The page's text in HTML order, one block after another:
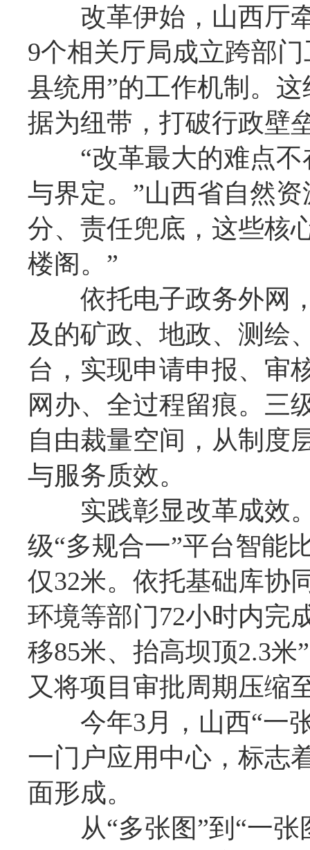
改革伊始，山西厅牵
9个相关厅局成立跨部
县统用”的工作机制。
据为纽带，打破行政壁
“改革最大的难点不在
与界定。”山西省自然
分、责任兜底，这些核
楼阁。”
依托电子政务外网，
及的矿政、地政、测绘
台，实现申请申报、审
网办、全过程留痕。三
自由裁量空间，从制度
与服务质效。
实践彰显改革成效。
级“多规合一”平台智能
仅32米。依托基础库协
环境等部门72小时内完
移85米、抬高坝顶2.3
又将项目审批周期压缩
今年3月，山西“一张
一门户应用中心，标志
面形成。
从“多张图”到“一张